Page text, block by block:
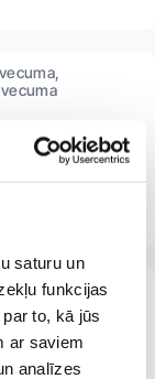
saturu un
funkcijas
to, kā jūs
ar saviem
analīzes
Dermatologs
16 gadu vecuma